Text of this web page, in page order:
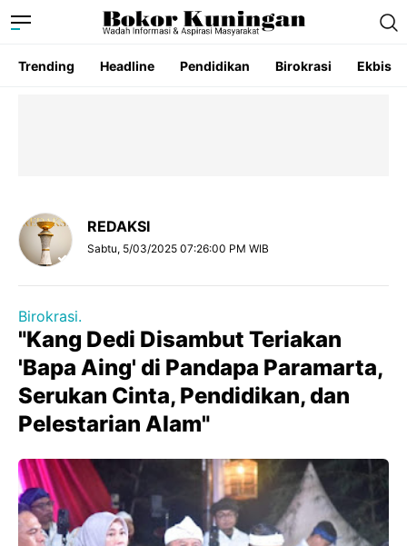
Trending Headline Pendidikan Birokrasi Ekbis
REDAKSI
Sabtu, 5/03/2025 07:26:00 PM WIB
Birokrasi.
"Kang Dedi Disambut Teriakan
'Bapa Aing' di Pandapa Paramarta,
Serukan Cinta, Pendidikan, dan
Pelestarian Alam"